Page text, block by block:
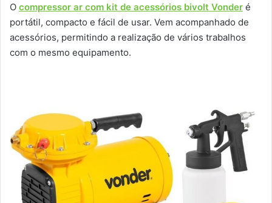
O compressor ar com kit de acessórios bivolt Vonder é
portátil, compacto e fácil de usar. Vem acompanhado de
acessórios, permitindo a realização de vários trabalhos
com o mesmo equipamento.